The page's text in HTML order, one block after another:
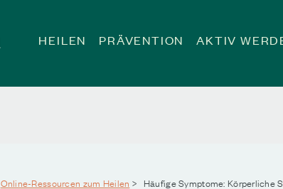
HEILEN PRÄVENTION AKTIV
Online-Ressourcen zum Heilen > Häufige Symptome: Körperliche